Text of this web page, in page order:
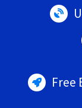
Free